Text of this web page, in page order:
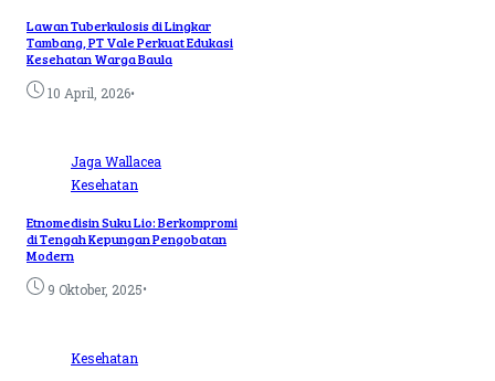
Lawan Tuberkulosis di Lingkar
Tambang, PT Vale Perkuat Edukasi
Kesehatan Warga Baula
10 April, 2026•
Jaga Wallacea
Kesehatan
Etnomedisin Suku Lio: Berkompromi
di Tengah Kepungan Pengobatan
Modern
9 Oktober, 2025•
Kesehatan